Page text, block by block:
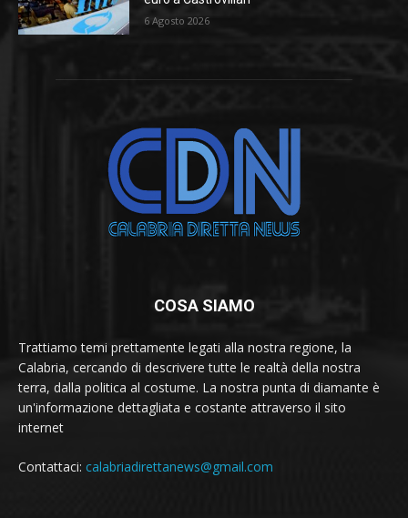
6 Agosto 2026
COSA SIAMO
Trattiamo temi prettamente legati alla nostra regione, la
Calabria, cercando di descrivere tutte le realtà della nostra
terra, dalla politica al costume. La nostra punta di diamante è
un'informazione dettagliata e costante attraverso il sito
internet
Contattaci: calabriadirettanews@gmail.com